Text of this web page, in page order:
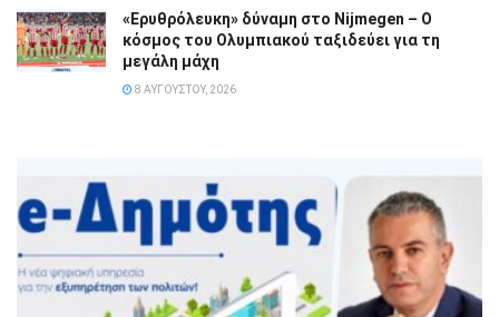
«Ερυθρόλευκη» δύναμη στο Nijmegen – Ο
κόσμος του Ολυμπιακού ταξιδεύει για τη
μεγάλη μάχη
8 ΑΥΓΟΎΣΤΟΥ, 2026